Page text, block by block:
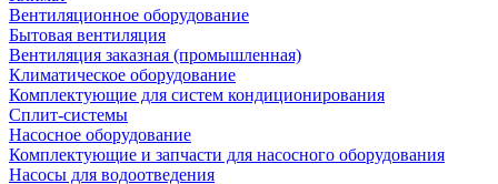
Вентиляционное оборудование
Бытовая вентиляция
Вентиляция заказная (промышленная)
Климатическое оборудование
Комплектующие для систем кондиционирования
Сплит-системы
Насосное оборудование
Комплектующие и запчасти для насосного оборудования
Насосы для водоотведения